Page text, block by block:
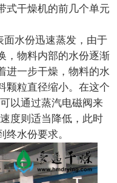
式干燥机的前几个单元
水份迅速蒸发，由于
，物料内部的水份逐渐
进一步干燥，物料的水
颗粒直径缩小。在这个
以通过蒸汽电磁阀来
度则适当降低，此时
水份要求。